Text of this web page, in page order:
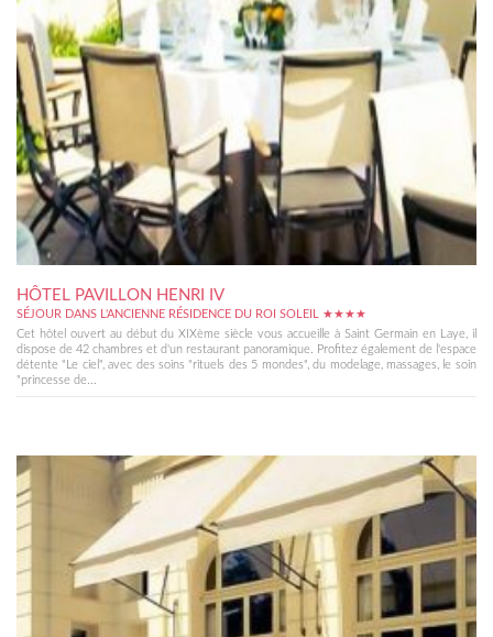
HÔTEL PAVILLON HENRI IV
SÉJOUR DANS L'ANCIENNE RÉSIDENCE DU ROI SOLEIL ★★★★
Cet hôtel ouvert au début du XIXème siècle vous accueille à Saint Germain en Laye, il
dispose de 42 chambres et d'un restaurant panoramique. Profitez également de l'espace
détente "Le ciel", avec des soins "rituels des 5 mondes", du modelage, massages, le soin
"princesse de...